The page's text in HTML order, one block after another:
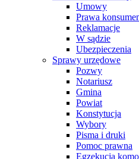
Umowy
Prawa
Reklamacje
W sądzie
Ubezpieczenia
Sprawy urzędowe
Pozwy
Notariusz
Gmina
Powiat
Konstytucja
Wybory
Pisma i druki
Pomoc prawna
Egzekucja